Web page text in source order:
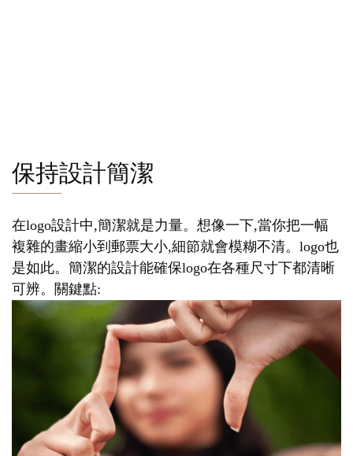
保持設計簡潔
在logo設計中,簡潔就是力量。想像一下,當你把一幅
複雜的畫縮小到郵票大小,細節就會模糊不清。logo也
是如此。簡潔的設計能確保logo在各種尺寸下都清晰
可辨。關鍵點: